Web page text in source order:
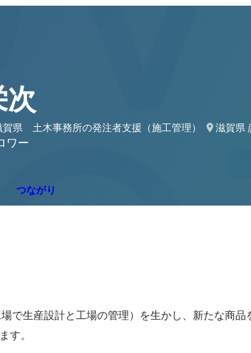
賀県 土木事務所の発注者支援（施工管理）
滋賀県
ワー
つながり
で生産設計と工場の管理）を生かし、新たな商品
す。